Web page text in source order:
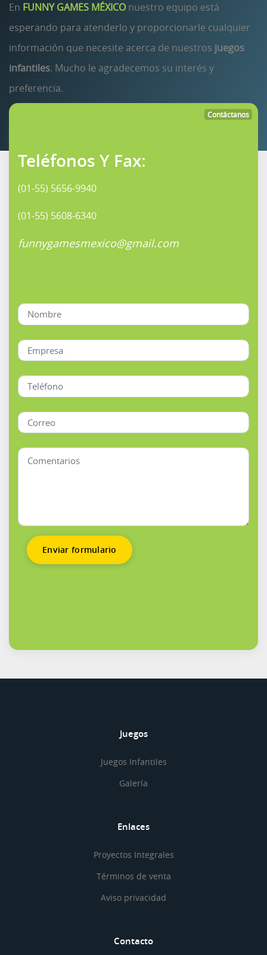
En FUNNY GAMES MÉXICO nuestro equipo está
esperando para atenderlo y proporcionarle cualquier
información que necesite acerca de nuestros juegos
infantiles. Mucho le agradecemos su interés y
preferencia.
Contáctanos
Teléfonos Y Fax:
(01-55) 5656-9940
(01-55) 5608-6340
funnygamesmexico@gmail.com
Enviar formulario
Juegos
Juegos Infantiles
Galería
Enlaces
Proyectos Integrales
Términos de venta
Aviso privacidad
Contacto